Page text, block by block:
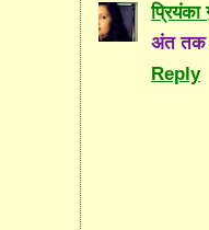
प्रियंका
अंत तक
Reply